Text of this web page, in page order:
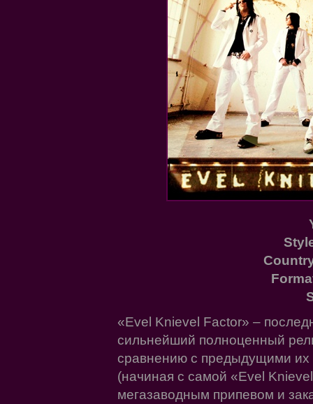
«Evel Knievel Factor» –
сильнейший полноценный
сравнению с предыдущими их
(начиная с самой «Evel
мегазаводным припевом и